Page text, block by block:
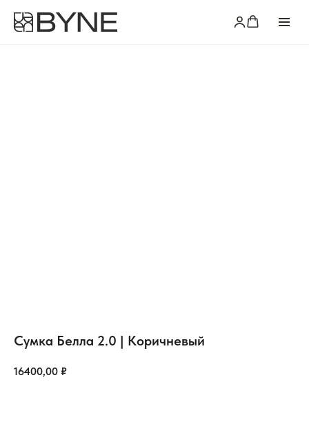
Сумка Белла 2.0 | Коричневый
16400,00 ₽